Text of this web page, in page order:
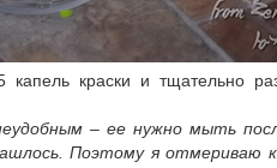
краски и тщательно
– ее нужно мыть
Поэтому я отмериваю